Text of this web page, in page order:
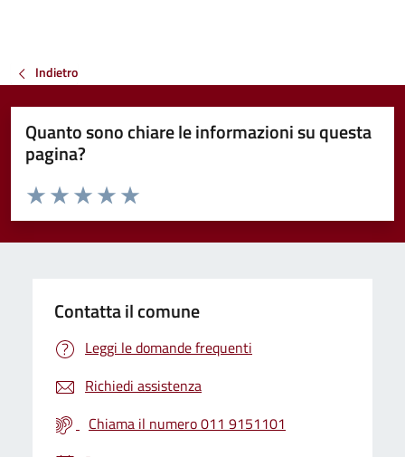
Indietro
Quanto sono chiare le informazioni su questa
pagina?
Valuta da 1 a 5 stelle la pagina
Valuta 5 stelle su 5
Valuta 4 stelle su 5
Valuta 3 stelle su 5
Valuta 2 stelle su 5
Valuta 1 stelle su 5
Contatta il comune
Leggi le domande frequenti
Richiedi assistenza
Chiama il numero 011 9151101